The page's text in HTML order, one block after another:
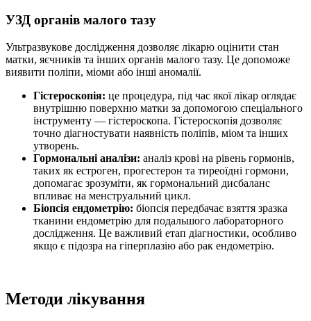
УЗД органів малого тазу
Ультразвукове дослідження дозволяє лікарю оцінити стан
матки, яєчників та інших органів малого тазу. Це допоможе
виявити поліпи, міоми або інші аномалії.
Гістероскопія: це процедура, під час якої лікар оглядає
внутрішню поверхню матки за допомогою спеціального
інструменту — гістероскопа. Гістероскопія дозволяє
точно діагностувати наявність поліпів, міом та інших
утворень.
Гормональні аналізи: аналіз крові на рівень гормонів,
таких як естроген, прогестерон та тиреоїдні гормони,
допомагає зрозуміти, як гормональний дисбаланс
впливає на менструальний цикл.
Біопсія ендометрію: біопсія передбачає взяття зразка
тканини ендометрію для подальшого лабораторного
дослідження. Це важливий етап діагностики, особливо
якщо є підозра на гіперплазію або рак ендометрію.
Методи лікування